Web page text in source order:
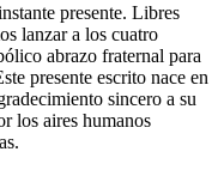
presente. Libres
lanzar a los cuatro
abrazo fraternal para
presente escrito nace en
sincero a su
los aires humanos